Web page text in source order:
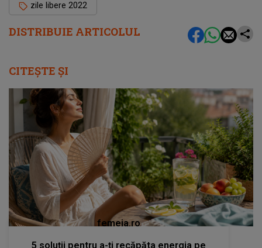
DISTRIBUIE ARTICOLUL
zile libere 2022
CITEȘTE ȘI
femeia.ro
5 soluții pentru a-ți recăpăta energia pe